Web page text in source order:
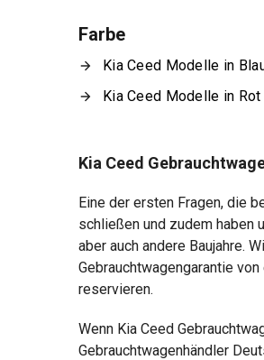
Farbe
Kia Ceed Modelle in
Kia Ceed Modelle in Rot
Kia Ceed
Eine der ersten Fragen, die
schließen und zudem haben
aber auch andere Baujahre.
Gebrauchtwagengarantie
reservieren.
Wenn Kia Ceed
Gebrauchtwagenhändler